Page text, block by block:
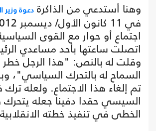
وهنا أستدعي من الذاكرة دعوة وزير
اجتماع أو حوار مع القوى
اتصلت ساعتها بأحد مساعدي
وقلت له بالنص: "هذا الرجل خطر
السماح له بالتحرك السياسي"،
تم إلغاء هذا الاجتماع. ولعله
السيسي حقدا دفينا جعله
الخطى في تنفيذ خطته